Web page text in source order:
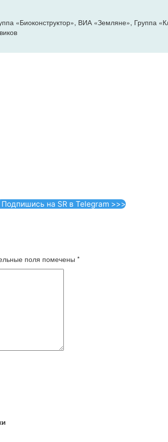
«Биоконструктор», ВИА «Земляне», Группа
Подпишись на SR в Telegram >>>
поля помечены *